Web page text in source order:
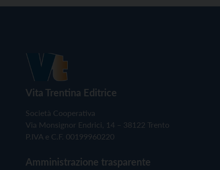
Vita Trentina Editrice
Società Cooperativa
Via Monsignor Endrici, 14 – 38122 Trento
P.IVA e C.F. 00199960220
Amministrazione trasparente